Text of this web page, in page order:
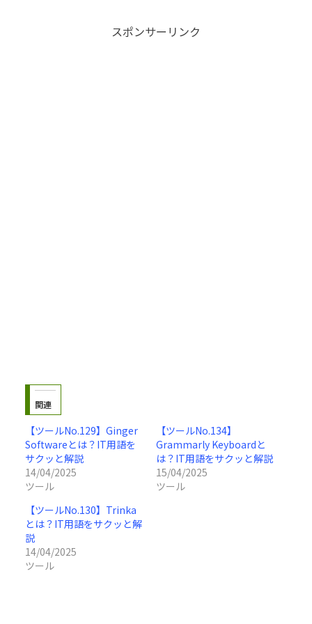
スポンサーリンク
関連
【ツールNo.129】Ginger
Softwareとは？IT用語を
サクッと解説
14/04/2025
ツール
【ツールNo.134】
Grammarly Keyboardと
は？IT用語をサクッと解説
15/04/2025
ツール
【ツールNo.130】Trinka
とは？IT用語をサクッと解
説
14/04/2025
ツール